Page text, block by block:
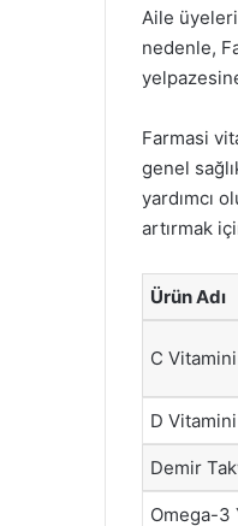
Aile üyeleri
nedenle,
Farmasi
genel
yardımcı
artırmak
Ürün Adı
C Vitamini
D Vitamini
Demir
Omega-3